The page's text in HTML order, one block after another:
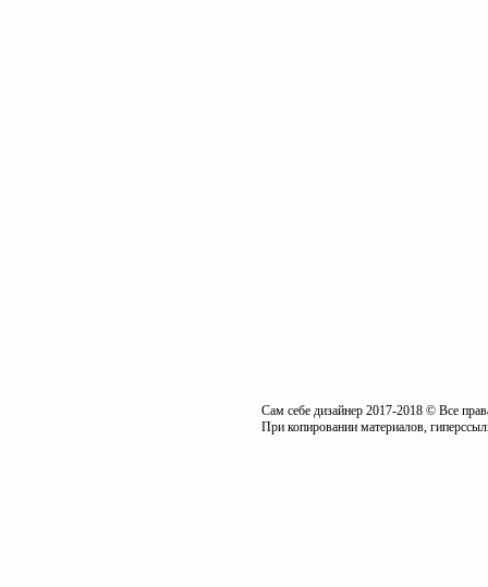
Сам себе дизайнер 2017-2018 © Все
При копировании материалов,